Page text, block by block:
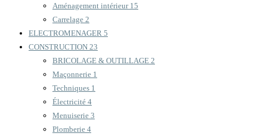
Aménagement intérieur 15
Carrelage 2
ELECTROMENAGER 5
CONSTRUCTION 23
BRICOLAGE & OUTILLAGE 2
Maçonnerie 1
Techniques 1
Électricité 4
Menuiserie 3
Plomberie 4